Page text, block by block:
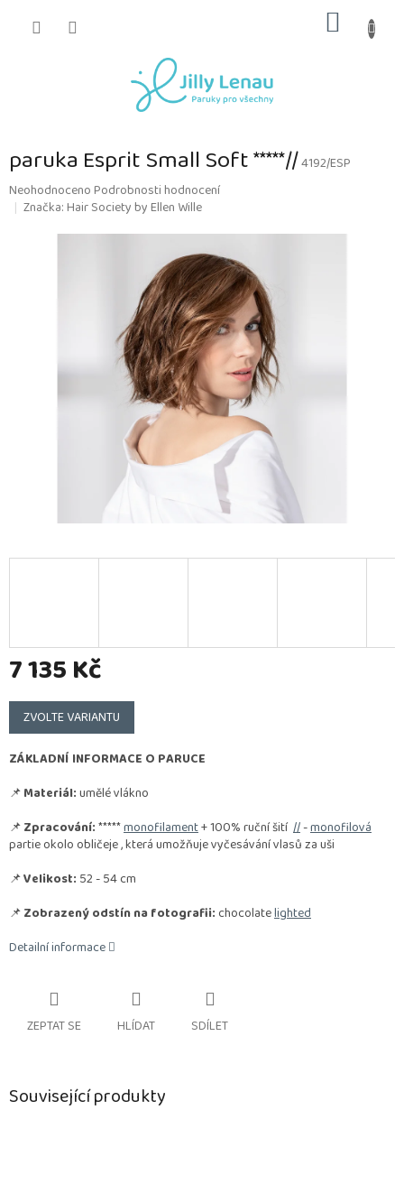
KOŠÍK
paruka Esprit Small Soft *****//4192/ESP
Průměrné
hodnocení
NeohodnocenoPodrobnosti hodnocení
Značka:Hair Society by Ellen Wille
7 135 Kč
Měrná
cena:
ZVOLTE VARIANTU
ZÁKLADNÍ INFORMACE O PARUCE
📌Materiál:umělé vlákno
📌Zpracování:*****monofilament+ 100% ruční šití //-monofilová
partie okolo obličeje , která umožňuje vyčesávání vlasů za uši
📌Velikost: 52 - 54 cm
📌Zobrazený odstín na fotografii: chocolatelighted
Detailní informace
ZEPTAT SE HLÍDAT SDÍLET
Související produkty